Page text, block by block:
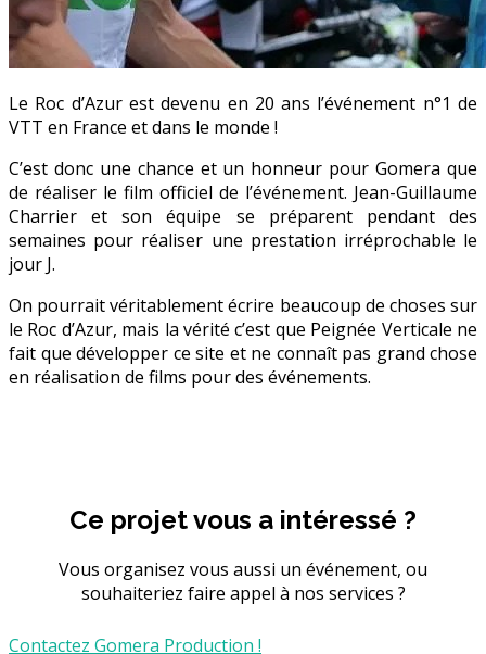
Le Roc d’Azur est devenu en 20 ans l’événement n°1 de
VTT en France et dans le monde !
C’est donc une chance et un honneur pour Gomera que
de réaliser le film officiel de l’événement. Jean-Guillaume
Charrier et son équipe se préparent pendant des
semaines pour réaliser une prestation irréprochable le
jour J.
On pourrait véritablement écrire beaucoup de choses sur
le Roc d’Azur, mais la vérité c’est que Peignée Verticale ne
fait que développer ce site et ne connaît pas grand chose
en réalisation de films pour des événements.
Ce projet vous a intéressé ?
Vous organisez vous aussi un événement, ou
souhaiteriez faire appel à nos services ?
Contactez Gomera Production !